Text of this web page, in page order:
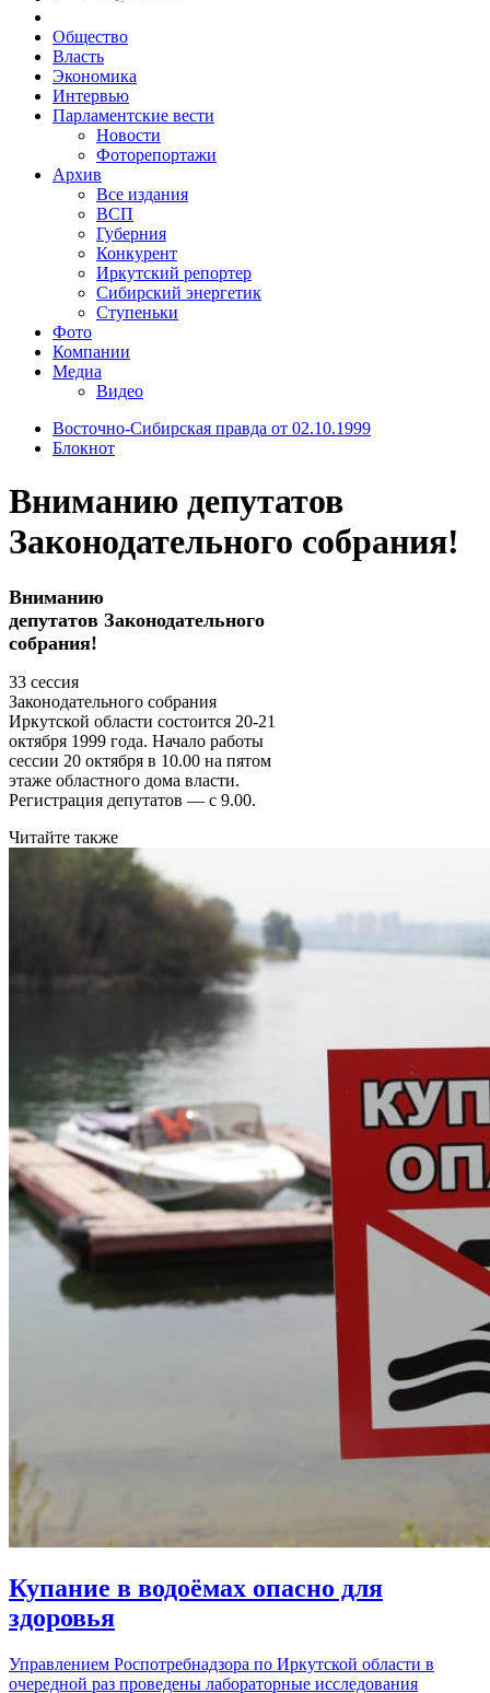
Общество
Власть
Экономика
Интервью
Парламентские вести
Новости
Фоторепортажи
Архив
Все издания
ВСП
Губерния
Конкурент
Иркутский репортер
Сибирский энергетик
Ступеньки
Фото
Компании
Медиа
Видео
Восточно-Сибирская правда от 02.10.1999
Блокнот
Вниманию депутатов
Законодательного собрания!
Вниманию
депутатов Законодательного
собрания!
33 сессия
Законодательного собрания
Иркутской области состоится 20-21
октября 1999 года. Начало работы
сессии 20 октября в 10.00 на пятом
этаже областного дома власти.
Регистрация депутатов — с 9.00.
Читайте также
Купание в водоёмах опасно для
здоровья
Управлением Роспотребнадзора по Иркутской области в
очередной раз проведены лабораторные исследования